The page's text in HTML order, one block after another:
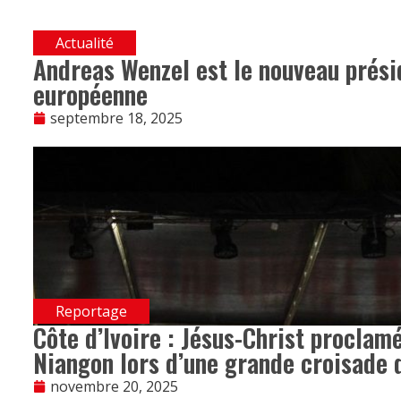
Actualité
Andreas Wenzel est le nouveau
européenne
septembre 18, 2025
Reportage
Côte d’Ivoire : Jésus-Christ
Niangon lors d’une grande croisade
novembre 20, 2025